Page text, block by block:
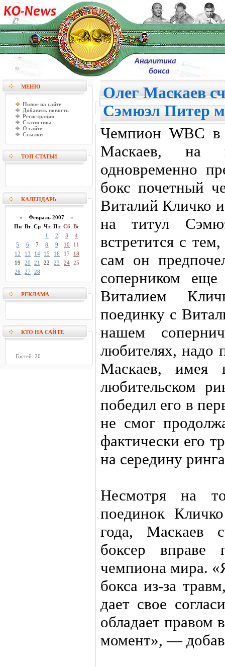
МЕНЮ
Новое на сайте
Добавить новость
Регистрация
Статистика
О сайте
Ссылки
ТОП СТАТЬИ
КАЛЕНДАРЬ
« Февраль 2007»
Пн Вт Ср Чт Пт Сб Вс
1
2 3
4
5
6 7 8 9 10
11
12
13 14 15 16 17
18
19
20 21 22 23 24 25
26
27 28
РЕКЛАМА
КТО НА САЙТЕ
Гостей: 20
Олег Маскаев
Сэмюэл Питер
Чемпион WBC в
Маскаев, на
одновременно
бокс почетный
Виталий Кличко
на титул
встретится с
сам он
соперником
Виталием
поединку с
нашем
любителях, надо
Маскаев,
любительском
победил его в
не смог
фактически его
на середину
Несмотря на
поединок
года, Маскаев
боксер вправе
чемпиона мира.
бокса из-за
дает свое
обладает правом
момент», —